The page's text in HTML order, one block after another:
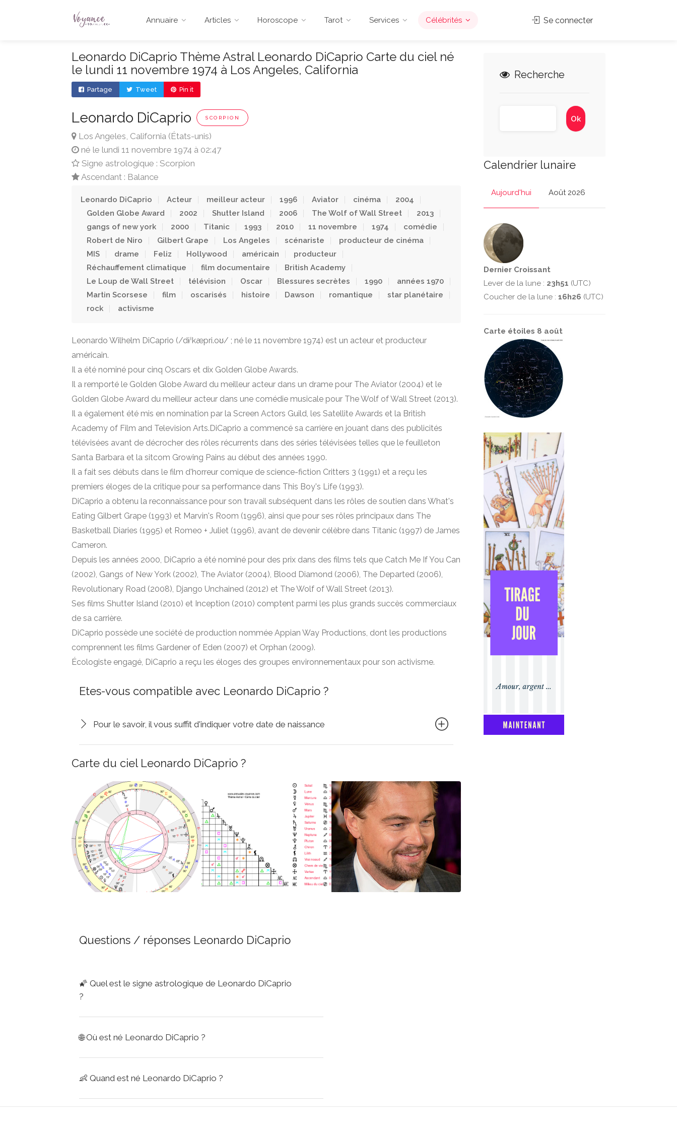
Annuaire Articles Horoscope Tarot Services Célébrités Se connecter
Leonardo DiCaprio Thème Astral Leonardo DiCaprio Carte du ciel né
le lundi 11 novembre 1974 à Los Angeles, California
Partage Tweet Pin it
Leonardo DiCaprio SCORPION
Los Angeles, California (États-unis)
né le lundi 11 novembre 1974 à 02:47
Signe astrologique : Scorpion
Ascendant : Balance
Leonardo DiCaprio Acteur meilleur acteur 1996 Aviator cinéma
2004
Golden Globe Award
2002 Shutter Island 2006 The Wolf of Wall Street
2013
gangs of new york
2000 Titanic 1993 2010 11 novembre 1974
comédie
Robert de Niro
Gilbert Grape Los Angeles scénariste
producteur de cinéma
MIS
drame Feliz Hollywood américain
producteur
Réchauffement climatique
film documentaire
British Academy
Le Loup de Wall Street
télévision Oscar Blessures secrètes 1990
années 1970
Martin Scorsese
film oscarisés histoire Dawson romantique
star planétaire
rock
activisme
Leonardo Wilhelm DiCaprio (/dɨˈkæpri.oʊ/ ; né le 11 novembre 1974) est un acteur et producteur
américain.
Il a été nominé pour cinq Oscars et dix Golden Globe Awards.
Il a remporté le Golden Globe Award du meilleur acteur dans un drame pour The Aviator (2004) et le
Golden Globe Award du meilleur acteur dans une comédie musicale pour The Wolf of Wall Street (2013).
Il a également été mis en nomination par la Screen Actors Guild, les Satellite Awards et la British
Academy of Film and Television Arts.DiCaprio a commencé sa carrière en jouant dans des publicités
télévisées avant de décrocher des rôles récurrents dans des séries télévisées telles que le feuilleton
Santa Barbara et la sitcom Growing Pains au début des années 1990.
Il a fait ses débuts dans le film d'horreur comique de science-fiction Critters 3 (1991) et a reçu les
premiers éloges de la critique pour sa performance dans This Boy's Life (1993).
DiCaprio a obtenu la reconnaissance pour son travail subséquent dans les rôles de soutien dans What's
Eating Gilbert Grape (1993) et Marvin's Room (1996), ainsi que pour ses rôles principaux dans The
Basketball Diaries (1995) et Romeo + Juliet (1996), avant de devenir célèbre dans Titanic (1997) de James
Cameron.
Depuis les années 2000, DiCaprio a été nominé pour des prix dans des films tels que Catch Me If You Can
(2002), Gangs of New York (2002), The Aviator (2004), Blood Diamond (2006), The Departed (2006),
Revolutionary Road (2008), Django Unchained (2012) et The Wolf of Wall Street (2013).
Ses films Shutter Island (2010) et Inception (2010) comptent parmi les plus grands succès commerciaux
de sa carrière.
DiCaprio possède une société de production nommée Appian Way Productions, dont les productions
comprennent les films Gardener of Eden (2007) et Orphan (2009).
Écologiste engagé, DiCaprio a reçu les éloges des groupes environnementaux pour son activisme.
Etes-vous compatible avec Leonardo DiCaprio ?
Pour le savoir, il vous suffit d'indiquer votre date de naissance
Carte du ciel Leonardo DiCaprio ?
Questions / réponses Leonardo DiCaprio
🌠 Quel est le signe astrologique de Leonardo DiCaprio
?
🌐Où est né Leonardo DiCaprio ?
👶 Quand est né Leonardo DiCaprio ?
Recherche
Calendrier lunaire
Aujourd'hui Août 2026
Dernier Croissant
Lever de la lune : 23h51 (UTC)
Coucher de la lune : 16h26 (UTC)
Carte étoiles 8 août